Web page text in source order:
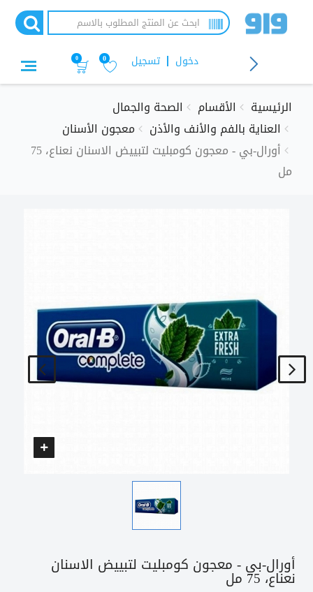
تسجيل دخول 0
0
الرئيسية الأقسام
الصحة والجمال
العناية بالفم والأنف والأذن
معجون الأسنان
أورال-بي - معجون كومبليت لتبييض الاسنان نعناع، 75
مل
أورال-بي - معجون كومبليت لتبييض الاسنان
نعناع، 75 مل